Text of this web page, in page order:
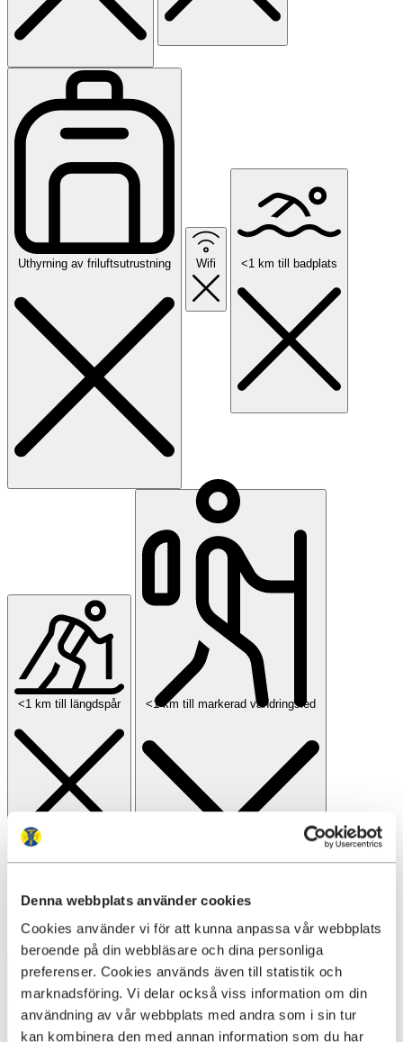
Denna webbplats använder cookies
Cookies använder vi för att kunna anpassa vår webbplats
beroende på din webbläsare och dina personliga
preferenser. Cookies används även till statistik och
marknadsföring. Vi delar också viss information om din
användning av vår webbplats med andra som i sin tur
kan kombinera den med annan information som du har
Uthyrning av friluftsutrustning Wifi <1 km till badplats
<1 km till längdspår <1 km till markerad vandringsled